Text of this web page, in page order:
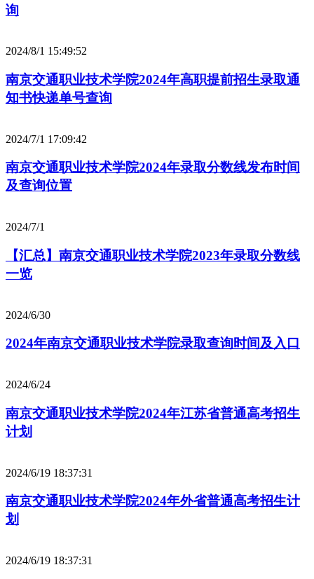
询
2024/8/1 15:49:52
南京交通职业技术学院2024年高职提前招生录取通
知书快递单号查询
2024/7/1 17:09:42
南京交通职业技术学院2024年录取分数线发布时间
及查询位置
2024/7/1
【汇总】南京交通职业技术学院2023年录取分数线
一览
2024/6/30
2024年南京交通职业技术学院录取查询时间及入口
2024/6/24
南京交通职业技术学院2024年江苏省普通高考招生
计划
2024/6/19 18:37:31
南京交通职业技术学院2024年外省普通高考招生计
划
2024/6/19 18:37:31